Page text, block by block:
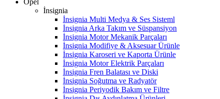
Opel
İnsignia
İnsignia Multi Medya & Ses Sisteml
İnsignia Arka Takım ve Süspansiyon
İnsignia Motor Mekanik Parçaları
İnsignia Modifiye & Aksesuar Ürünle
İnsignia Karoseri ve Kaporta Ürünle
İnsignia Motor Elektrik Parçaları
İnsignia Fren Balatası ve Diski
İnsignia Soğutma ve Radyatör
İnsignia Periyodik Bakım ve Filtre